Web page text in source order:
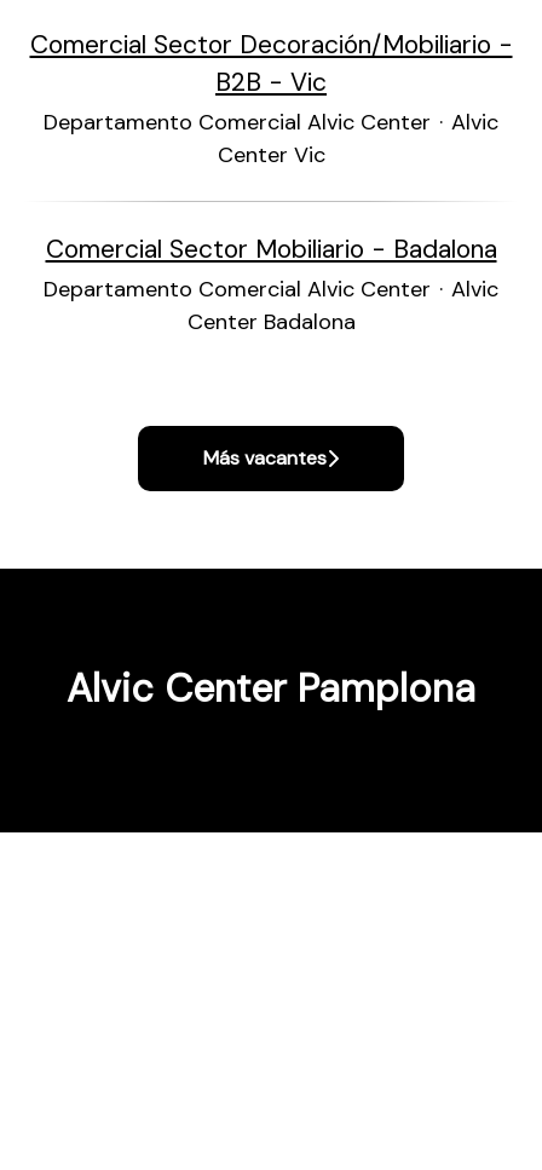
Comercial Sector Decoración/Mobiliario -
B2B - Vic
Departamento Comercial Alvic Center · Alvic
Center Vic
Comercial Sector Mobiliario - Badalona
Departamento Comercial Alvic Center · Alvic
Center Badalona
Más vacantes
Alvic Center Pamplona